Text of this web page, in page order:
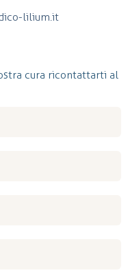
lilium.it
cura ricontattarti al